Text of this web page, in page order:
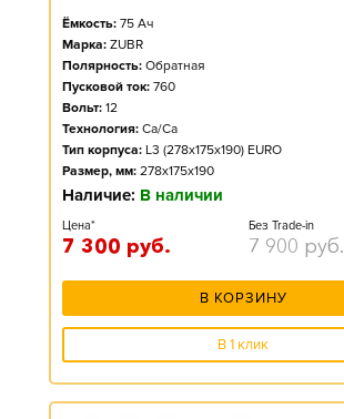
Ёмкость: 75 Ач
Марка: ZUBR
Полярность: Обратная
Пусковой ток: 760
Вольт: 12
Технология: Ca/Ca
Тип корпуса: L3 (278x175x190) EURO
Размер, мм: 278x175x190
Наличие: В наличии
Цена*
7 300 руб.
Без Trade-in
7 900 руб.
В КОРЗИНУ
В 1 клик